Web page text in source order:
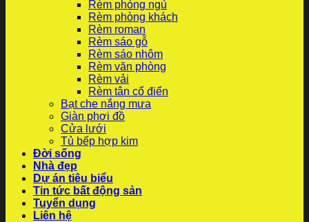
Rèm phòng ngủ
Rèm phòng khách
Rèm roman
Rèm sáo gỗ
Rèm sáo nhôm
Rèm văn phòng
Rèm vải
Rèm tân cổ điển
Bạt che nắng mưa
Giàn phơi đồ
Cửa lưới
Tủ bếp hợp kim
Đời sống
Nhà đẹp
Dự án tiêu biểu
Tin tức bất động sản
Tuyển dụng
Liên hệ